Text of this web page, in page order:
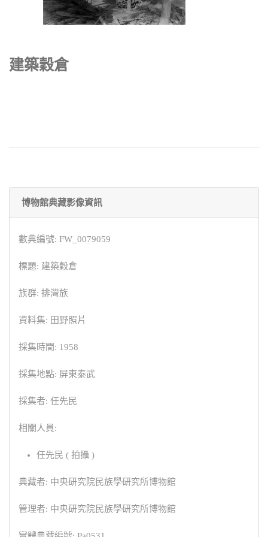
建築穀倉
博物館典藏影像資訊
數典編號: FW_0079059
標題: 建築穀倉
族群: 排灣族
資料集: 田野照片
採集時間: 1958
採集地點: 屏東泰武
採集者: 任先民
相關人員:
任先民 ( 拍攝 )
典藏者: 中央研究院民族學研究所博物館
管理者: 中央研究院民族學研究所博物館